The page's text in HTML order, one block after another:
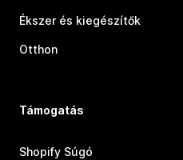
Ékszer és kiegészítők
Otthon
Támogatás
Shopify Súgó